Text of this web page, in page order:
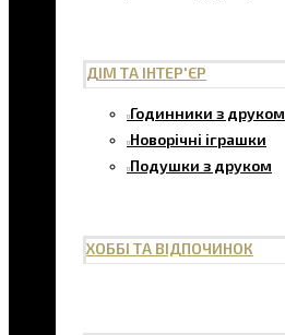
ДІМ ТА ІНТЕР'ЄР
Годинники з друком
Новорічні іграшки
Подушки з друком
ХОББІ ТА ВІДПОЧИНОК